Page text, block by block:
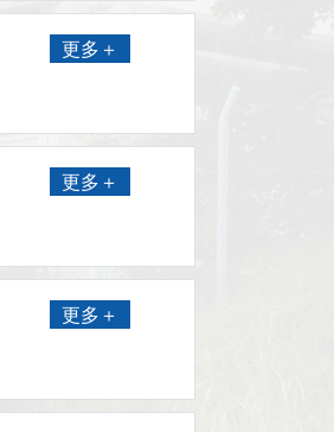
更多＋
更多＋
更多＋